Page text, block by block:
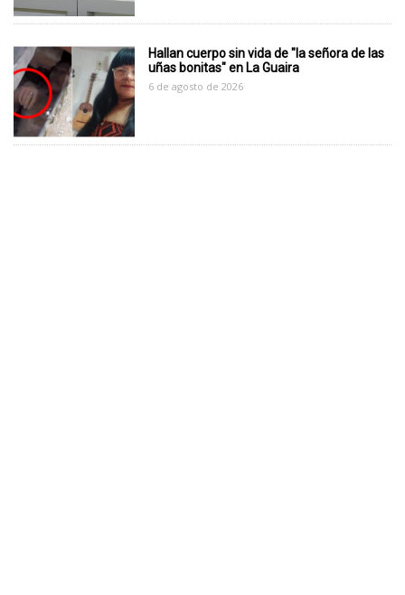
Hallan cuerpo sin vida de "la señora de las
uñas bonitas" en La Guaira
6 de agosto de 2026